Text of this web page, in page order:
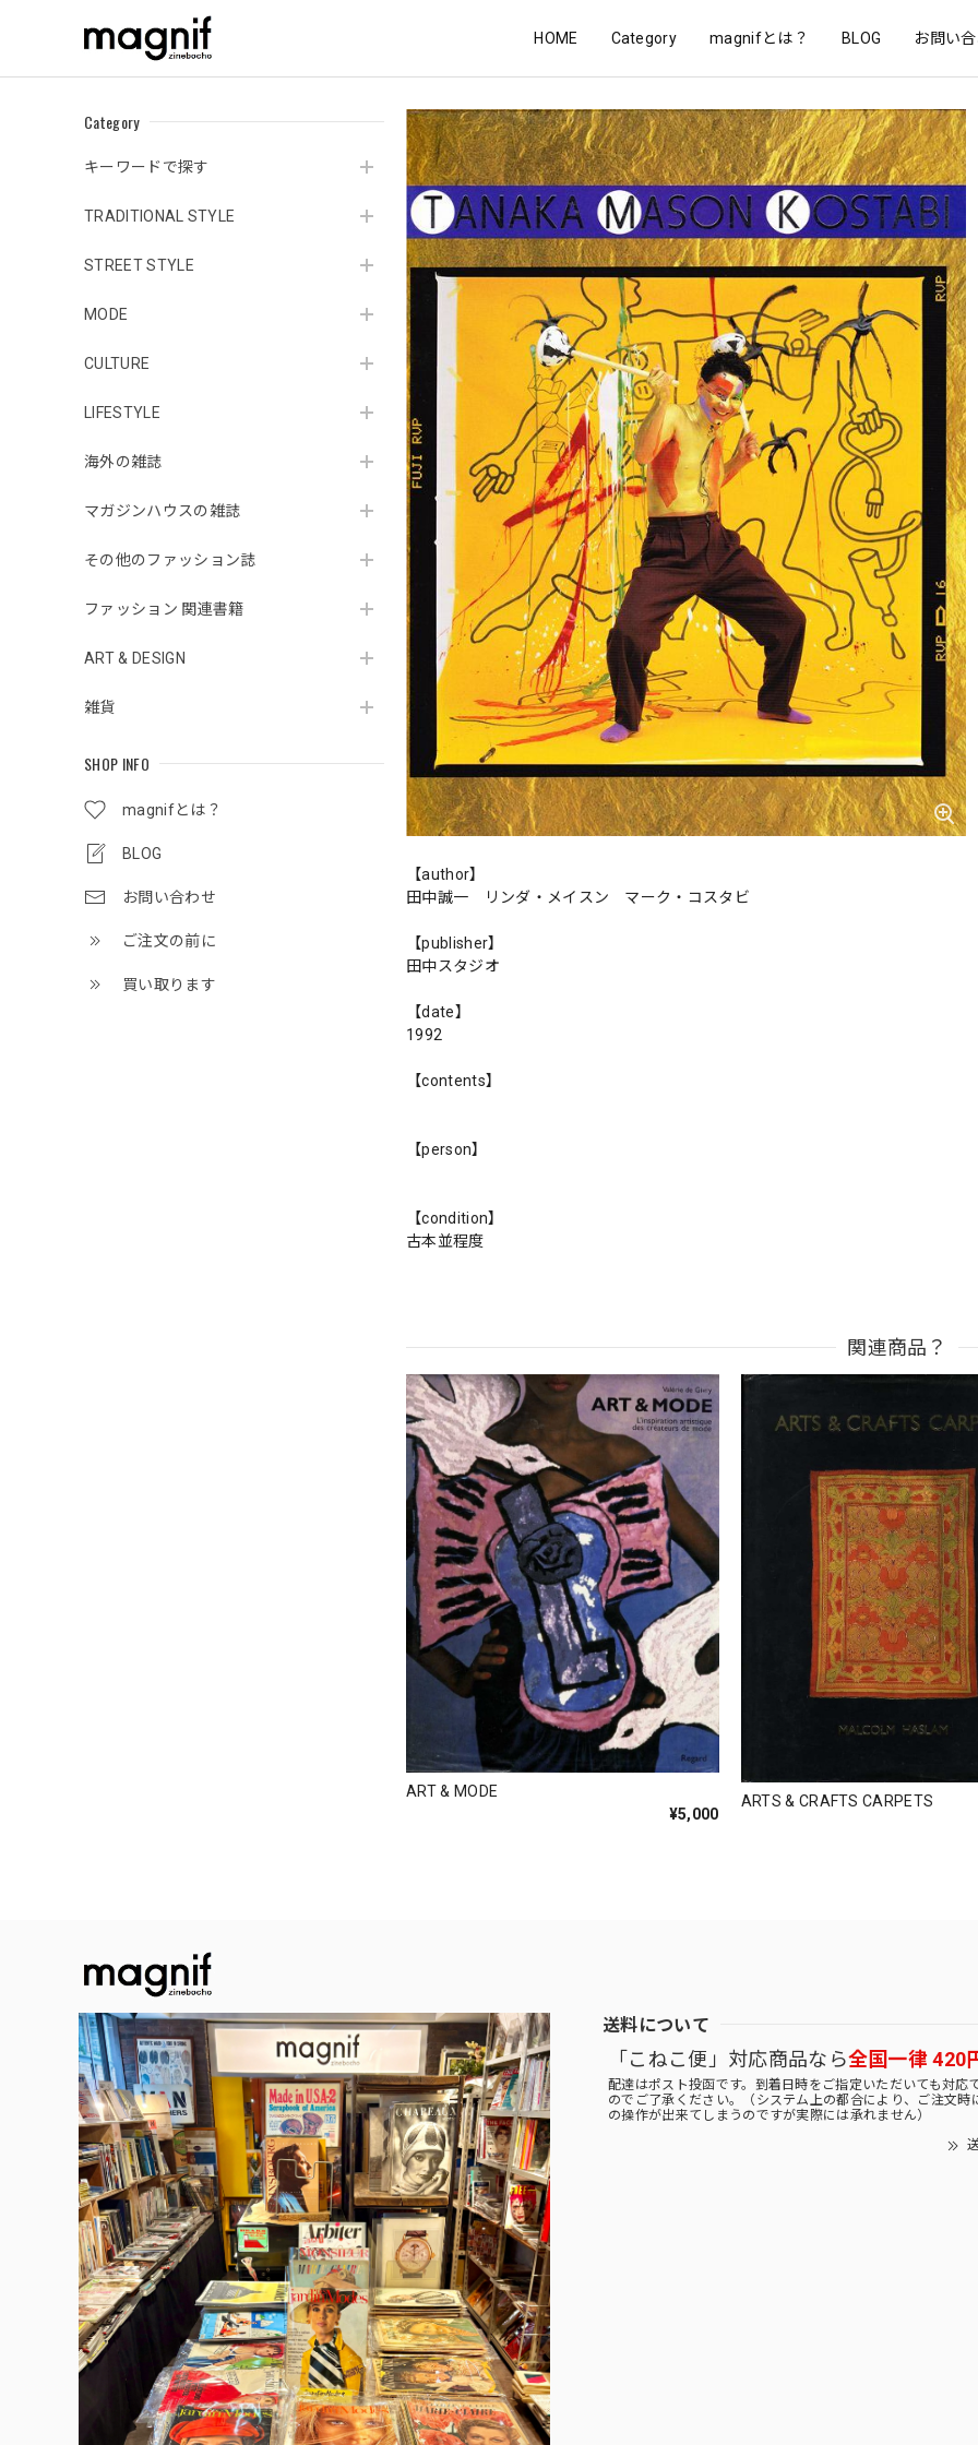
HOME Category magnifとは？ BLOG お問い
Category
キーワードで探す
TRADITIONAL STYLE
STREET STYLE
MODE
CULTURE
LIFESTYLE
海外の雑誌
マガジンハウスの雑誌
その他のファッション誌
ファッション 関連書籍
ART & DESIGN
雑貨
SHOP INFO
magnifとは？
BLOG
お問い合わせ
ご注文の前に
買い取ります
【author】
田中誠一 リンダ・メイスン マーク・コスタビ
【publisher】
田中スタジオ
【date】
1992
【contents】
【person】
【condition】
古本並程度
関連商品？
ART & MODE
¥5,000
ARTS & CRAFTS CARPETS
送料について
「こねこ便」対応商品なら全国一律 420
配達はポスト投函です。到着日時をご指定いただいても対応
のでご了承ください。（システム上の都合により、ご注文時
の操作が出来てしまうのですが実際には承れません）